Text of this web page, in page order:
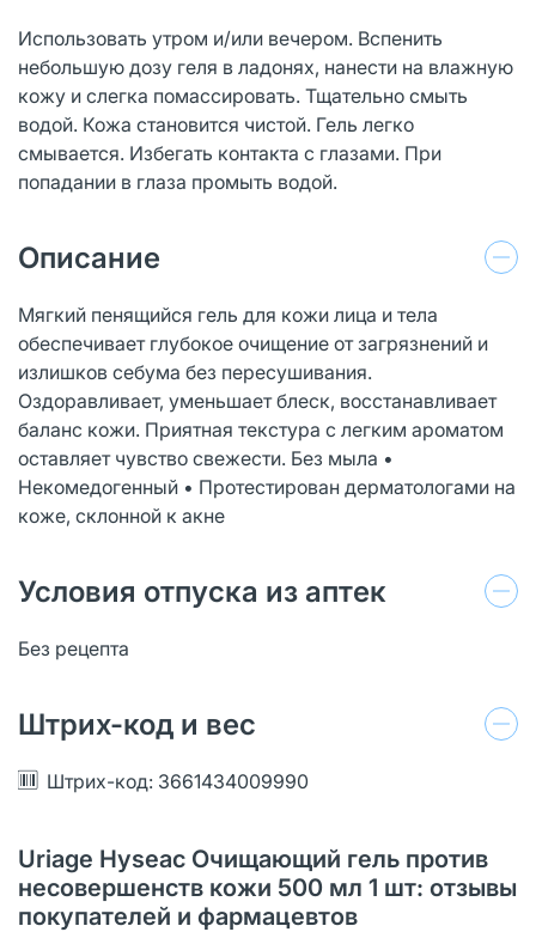
Использовать утром и/или вечером. Вспенить
небольшую дозу геля в ладонях, нанести на влажную
кожу и слегка помассировать. Тщательно смыть
водой. Кожа становится чистой. Гель легко
смывается. Избегать контакта с глазами. При
попадании в глаза промыть водой.
Описание
Мягкий пенящийся гель для кожи лица и тела
обеспечивает глубокое очищение от загрязнений и
излишков себума без пересушивания.
Оздоравливает, уменьшает блеск, восстанавливает
баланс кожи. Приятная текстура с лeгким ароматом
оставляет чувство свежести. Без мыла •
Некомедогенный • Протестирован дерматологами на
коже, склонной к акне
Условия отпуска из аптек
Без рецепта
Штрих-код и вес
Штрих-код: 3661434009990
Uriage Hyseac Очищающий гель против
несовершенств кожи 500 мл 1 шт: отзывы
покупателей и фармацевтов